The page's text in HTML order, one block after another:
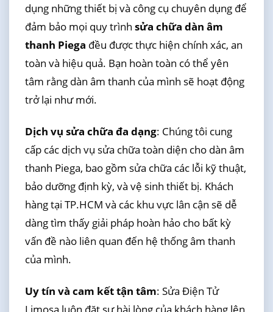
dụng những thiết bị và công cụ chuyên dụng để
đảm bảo mọi quy trình sửa chữa dàn âm
thanh Piega đều được thực hiện chính xác, an
toàn và hiệu quả. Bạn hoàn toàn có thể yên
tâm rằng dàn âm thanh của mình sẽ hoạt động
trở lại như mới.
Dịch vụ sửa chữa đa dạng: Chúng tôi cung
cấp các dịch vụ sửa chữa toàn diện cho dàn âm
thanh Piega, bao gồm sửa chữa các lỗi kỹ thuật,
bảo dưỡng định kỳ, và vệ sinh thiết bị. Khách
hàng tại TP.HCM và các khu vực lân cận sẽ dễ
dàng tìm thấy giải pháp hoàn hảo cho bất kỳ
vấn đề nào liên quan đến hệ thống âm thanh
của mình.
Uy tín và cam kết tận tâm: Sửa Điện Tử